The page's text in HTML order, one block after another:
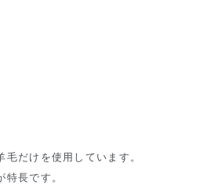
だけを使用しています。
長です。